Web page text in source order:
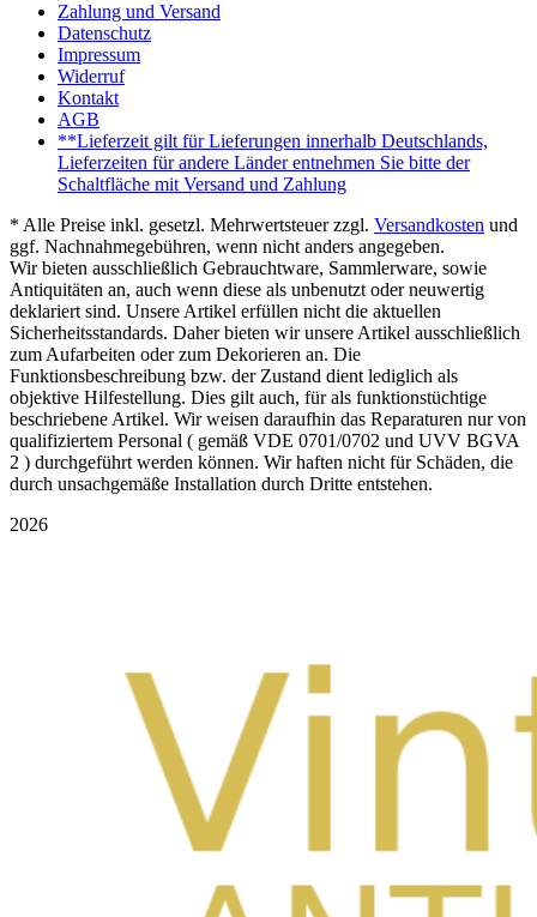
Zahlung und Versand
Datenschutz
Impressum
Widerruf
Kontakt
AGB
**Lieferzeit gilt für Lieferungen innerhalb Deutschlands,
Lieferzeiten für andere Länder entnehmen Sie bitte der
Schaltfläche mit Versand und Zahlung
* Alle Preise inkl. gesetzl. Mehrwertsteuer zzgl. Versandkosten und
ggf. Nachnahmegebühren, wenn nicht anders angegeben.
Wir bieten ausschließlich Gebrauchtware, Sammlerware, sowie
Antiquitäten an, auch wenn diese als unbenutzt oder neuwertig
deklariert sind. Unsere Artikel erfüllen nicht die aktuellen
Sicherheitsstandards. Daher bieten wir unsere Artikel ausschließlich
zum Aufarbeiten oder zum Dekorieren an. Die
Funktionsbeschreibung bzw. der Zustand dient lediglich als
objektive Hilfestellung. Dies gilt auch, für als funktionstüchtige
beschriebene Artikel. Wir weisen daraufhin das Reparaturen nur von
qualifiziertem Personal ( gemäß VDE 0701/0702 und UVV BGVA
2 ) durchgeführt werden können. Wir haften nicht für Schäden, die
durch unsachgemäße Installation durch Dritte entstehen.
2026